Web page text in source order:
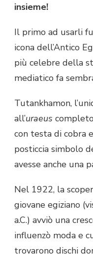
insieme!
Il primo ad usarli
icona dell’Antico
più celebre della
mediatico fa
Tutankhamon,
all’uraeus
con testa di cobra
posticcia simbolo
avesse anche una
Nel 1922, la
giovane egiziano
a.C.) avviò una
influenzò moda e
trovarono dischi